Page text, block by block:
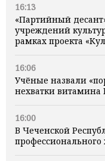
16:13
«Партийный
учреждений
рамках проекта
16:06
Учёные назвали
нехватки витамина
16:00
В Чеченской
профессионального